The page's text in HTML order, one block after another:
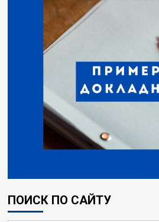
ПОИСК ПО САЙТУ